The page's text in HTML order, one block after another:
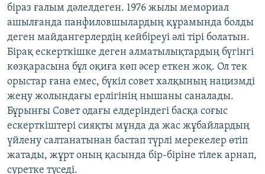
біраз ғалым дәлелдеген. 1976 жылы мемориал
ашылғанда панфиловшылардың құрамында болды
деген майдангерлердің кейбіреуі әлі тірі болатын.
Бірақ ескерткішке деген алматылықтардың бүгінгі
көзқарасына бұл оқиға көп әсер еткен жоқ. Ол тек
орыстар ғана емес, бүкіл совет халқының нацизмді
жеңу жолындағы ерлігінің нышаны саналады.
Бұрынғы Совет одағы елдеріндегі басқа соғыс
ескерткіштері сияқты мұнда да жас жұбайлардың
үйлену салтанатынан бастап түрлі мерекелер өтіп
жатады, жұрт оның қасында бір-біріне тілек арнап,
суретке түседі.